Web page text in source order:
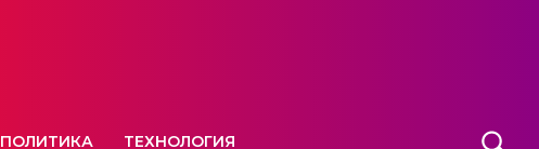
ПОЛИТИКА ТЕХНОЛОГИЯ